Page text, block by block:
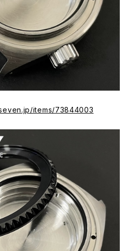
items/73844003